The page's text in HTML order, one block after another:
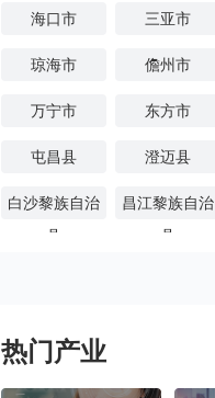
海口市 三亚市
琼海市 儋州市
万宁市 东方市
屯昌县 澄迈县
白沙黎族自治
县
昌江黎族自治
县
热门产业